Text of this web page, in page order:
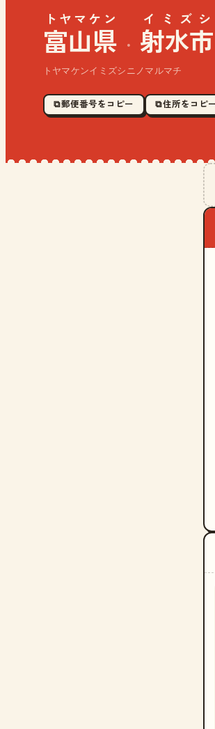
富山県
トヤマケン
· 射水市
イミズシ
トヤマケンイミズシニノマルマチ
⧉ 郵便番号をコピー ⧉ 住所をコピ